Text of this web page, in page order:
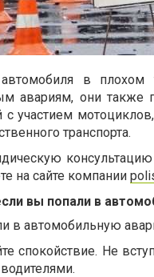
в плохом
авариям, они также
с участием
транспорта.
на сайте компании
вы попали в
в автомобильную
спокойствие. Не